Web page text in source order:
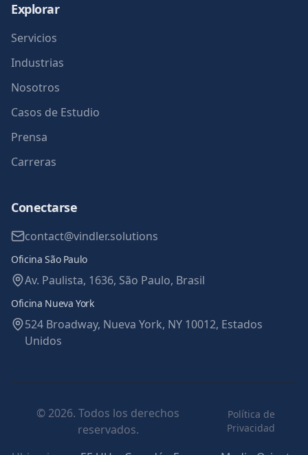
Explorar
Servicios
Industrias
Nosotros
Casos de Estudio
Prensa
Carreras
Conectarse
contact@vindler.solutions
Oficina São Paulo
Av. Paulista, 1636, São Paulo, Brasil
Oficina Nueva York
524 Broadway, Nueva York, NY 10012, Estados
Unidos
© 2026. Todos los derechos
reservados.
Política de
Privacidad